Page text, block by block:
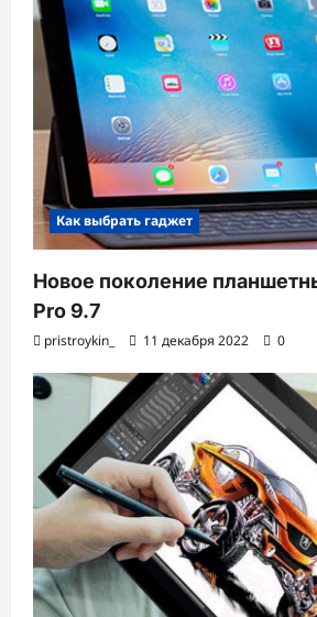
Как выбрать гаджет
Новое поколение
Pro 9.7
pristroykin_ 11 декабря 2022 0